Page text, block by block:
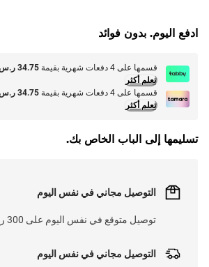
ادفع اليوم. بدون فوائد
قسمها على 4 دفعات شهرية بقيمة 34.75 ر.س
تعلم أكثر
قسمها على 4 دفعات شهرية بقيمة
34.75 ر.س
تعلم أكثر
تسليمها إلى الباب الخاص بك.
التوصيل مجاني في نفس اليوم
التوصيل مجاني في نفس اليوم
توصيل متوقع في نفس اليوم على 300 ر.س